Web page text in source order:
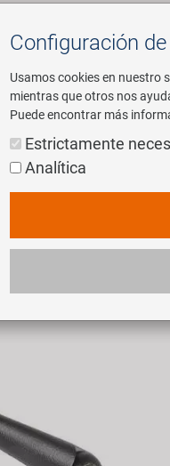
Configuración
Usamos cookies en nuestro
mientras que otros nos
Puede encontrar más
Estrictamente
Analítica